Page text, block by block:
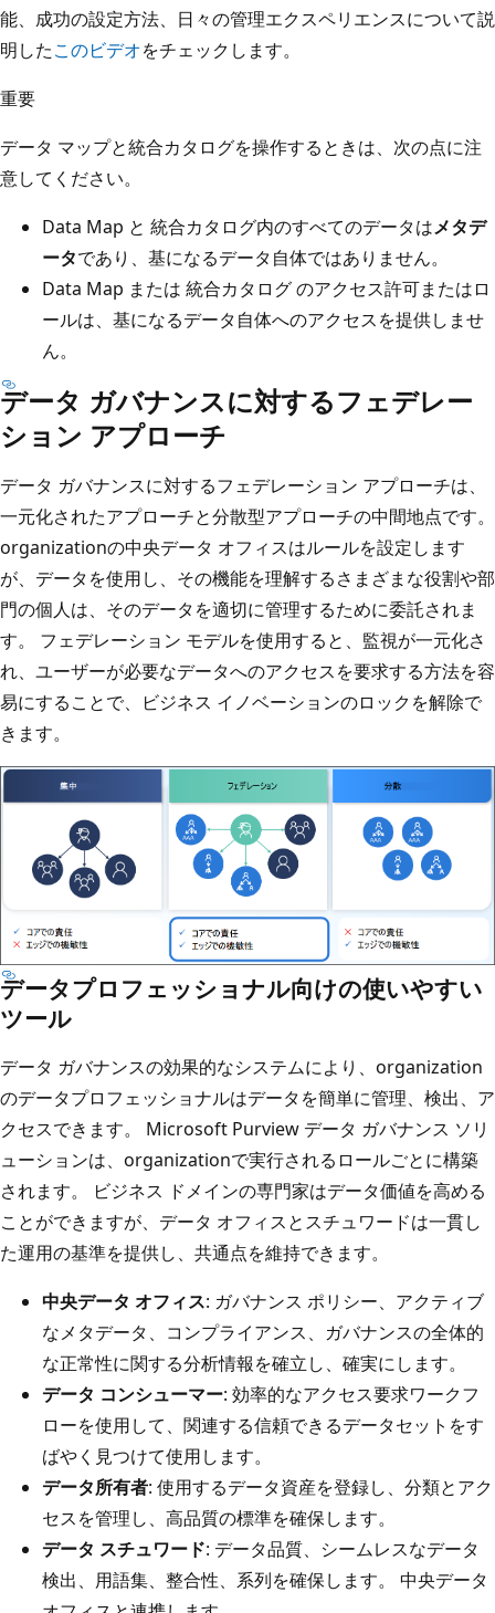
能、成功の設定方法、日々の管理エクスペリエンスについて説
明したこのビデオをチェックします。
重要
データ マップと統合カタログを操作するときは、次の点に注
意してください。
Data Map と 統合カタログ内のすべてのデータはメタデ
ータであり、基になるデータ自体ではありません。
Data Map または 統合カタログ のアクセス許可またはロ
ールは、基になるデータ自体へのアクセスを提供しませ
ん。
データ ガバナンスに対するフェデレー
ション アプローチ
データ ガバナンスに対するフェデレーション アプローチは、
一元化されたアプローチと分散型アプローチの中間地点です。
organizationの中央データ オフィスはルールを設定します
が、データを使用し、その機能を理解するさまざまな役割や部
門の個人は、そのデータを適切に管理するために委託されま
す。 フェデレーション モデルを使用すると、監視が一元化さ
れ、ユーザーが必要なデータへのアクセスを要求する方法を容
易にすることで、ビジネス イノベーションのロックを解除で
きます。
データプロフェッショナル向けの使いやすい
ツール
データ ガバナンスの効果的なシステムにより、organization
のデータプロフェッショナルはデータを簡単に管理、検出、ア
クセスできます。 Microsoft Purview データ ガバナンス ソリ
ューションは、organizationで実行されるロールごとに構築
されます。 ビジネス ドメインの専門家はデータ価値を高める
ことができますが、データ オフィスとスチュワードは一貫し
た運用の基準を提供し、共通点を維持できます。
中央データ オフィス: ガバナンス ポリシー、アクティブ
なメタデータ、コンプライアンス、ガバナンスの全体的
な正常性に関する分析情報を確立し、確実にします。
データ コンシューマー: 効率的なアクセス要求ワークフ
ローを使用して、関連する信頼できるデータセットをす
ばやく見つけて使用します。
データ所有者: 使用するデータ資産を登録し、分類とアク
セスを管理し、高品質の標準を確保します。
データ スチュワード: データ品質、シームレスなデータ
検出、用語集、整合性、系列を確保します。 中央データ